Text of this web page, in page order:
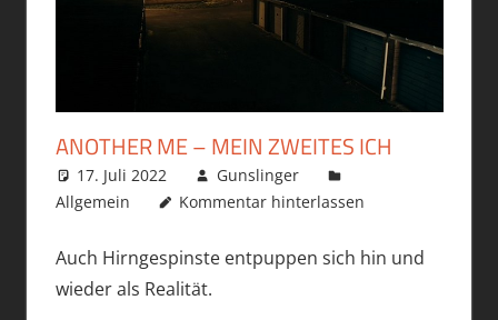
ANOTHER ME – MEIN ZWEITES ICH
17. Juli 2022
Gunslinger
Allgemein
Kommentar hinterlassen
Auch Hirngespinste entpuppen sich hin und
wieder als Realität.